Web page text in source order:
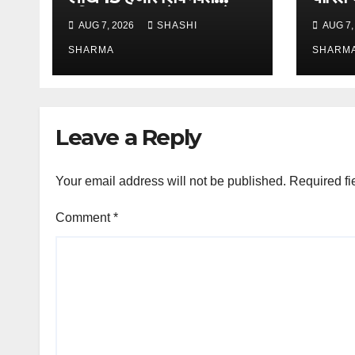
पवित्र गंगाजल लेकर अपने
गंतव्य की ओर हुए रवाना
AUG 7, 2026 SHASHI
SHARMA
भ्रमण,
लिया
AUG
Leave a Reply
Your email address will not be published. Required
Comment*